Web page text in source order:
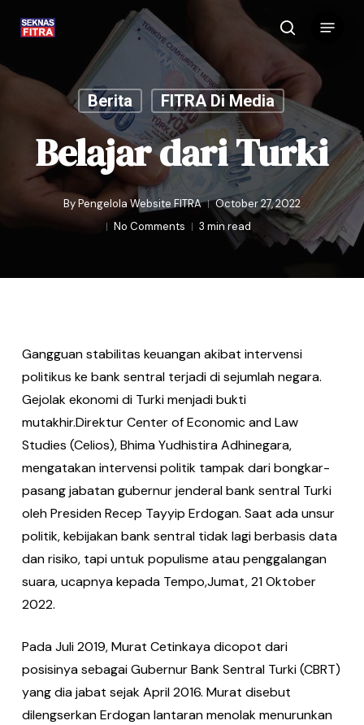
content
search
Berita FITRA Di Media
Belajar dari Turki
ByPengelola Website FITRA
October 27, 2022
No Comments
3 min read
Gangguan stabilitas keuangan akibat intervensi
politikus ke bank sentral terjadi di sejumlah negara.
Gejolak ekonomi di Turki menjadi bukti
mutakhir.Direktur Center of Economic and Law
Studies (Celios), Bhima Yudhistira Adhinegara,
mengatakan intervensi politik tampak dari bongkar-
pasang jabatan gubernur jenderal bank sentral Turki
oleh Presiden Recep Tayyip Erdogan. Saat ada unsur
politik, kebijakan bank sentral tidak lagi berbasis data
dan risiko, tapi untuk populisme atau penggalangan
suara, ucapnya kepada Tempo,Jumat, 21 Oktober
2022.
Pada Juli 2019, Murat Cetinkaya dicopot dari
posisinya sebagai Gubernur Bank Sentral Turki (CBRT)
yang dia jabat sejak April 2016. Murat disebut
dilengserkan Erdogan lantaran menolak menurunkan